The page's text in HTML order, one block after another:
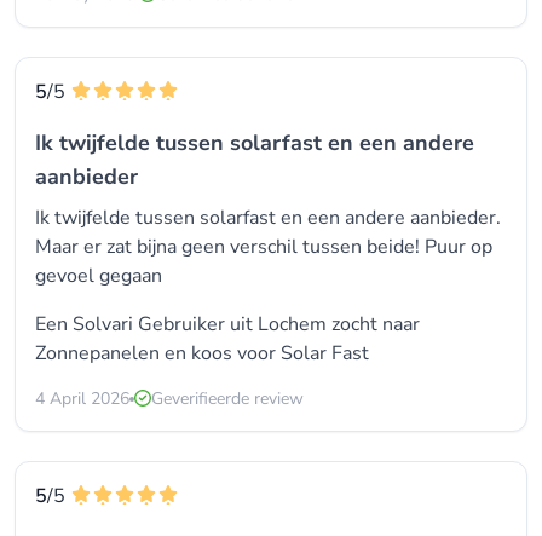
5/5
Ik twijfelde tussen solarfast en een andere
aanbieder
Ik twijfelde tussen solarfast en een andere aanbieder.
Maar er zat bijna geen verschil tussen beide! Puur op
gevoel gegaan
Een Solvari Gebruiker uit Lochem zocht naar
Zonnepanelen en koos voor Solar Fast
4 April 2026 Geverifieerde review
5/5